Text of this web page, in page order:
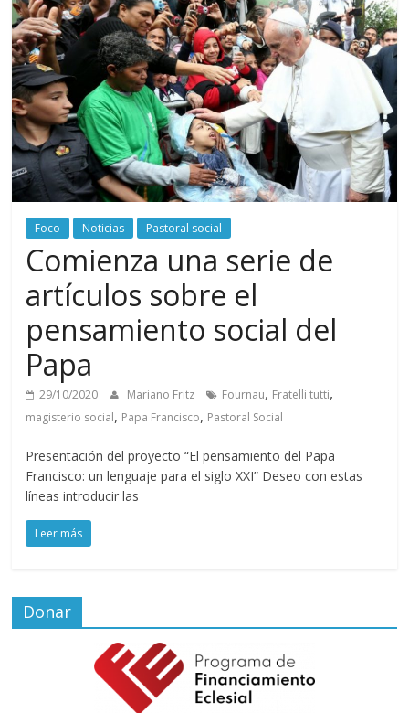
Foco Noticias Pastoral social
Comienza una serie de
artículos sobre el
pensamiento social del
Papa
29/10/2020 Mariano Fritz Fournau, Fratelli tutti,
magisterio social, Papa Francisco, Pastoral Social
Presentación del proyecto “El pensamiento del Papa
Francisco: un lenguaje para el siglo XXI” Deseo con estas
líneas introducir las
Leer más
Donar